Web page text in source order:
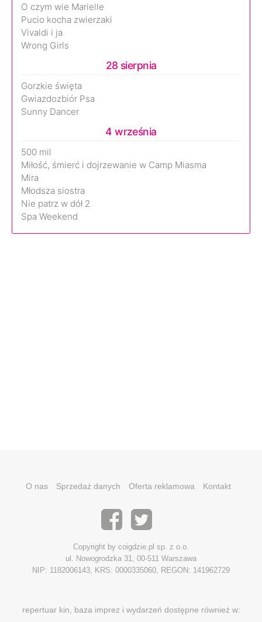
O czym wie Marielle
Pucio kocha zwierzaki
Vivaldi i ja
Wrong Girls
28 sierpnia
Gorzkie święta
Gwiazdozbiór Psa
Sunny Dancer
4 września
500 mil
Miłość, śmierć i dojrzewanie w Camp Miasma
Mira
Młodsza siostra
Nie patrz w dół 2
Spa Weekend
O nas Sprzedaż danych Oferta reklamowa Kontakt
Copyright by coigdzie.pl sp. z o.o.
ul. Nowogrodzka 31, 00-511 Warszawa
NIP: 1182006143, KRS: 0000335060, REGON: 141962729
repertuar kin, baza imprez i wydarzeń dostępne również w: